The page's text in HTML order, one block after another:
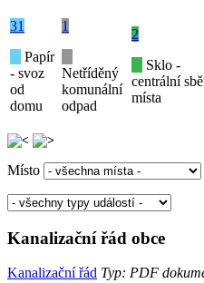
31
Papír
- svoz
od
domu
1
Netříděný
komunální
odpad
2
Sklo -
centrální
místa
Místo
Kanalizační řád obce
Kanalizační řád Typ: PDF